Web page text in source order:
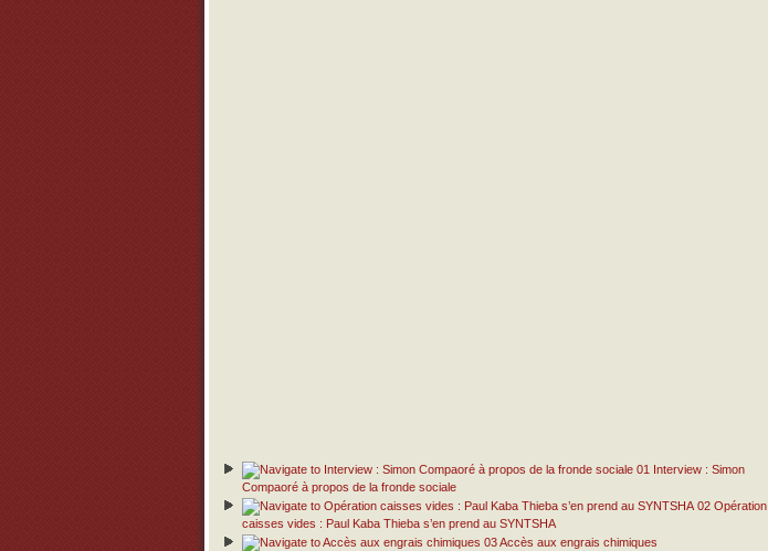
01 Interview : Simon
Compaoré à propos de la fronde sociale
02 Opération
caisses vides : Paul Kaba Thieba s’en prend au SYNTSHA
03 Accès aux engrais chimiques